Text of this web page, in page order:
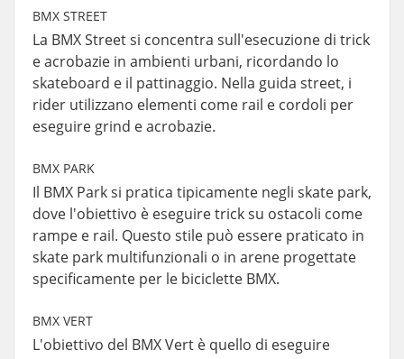
BMX STREET
La BMX Street si concentra sull'esecuzione di trick
e acrobazie in ambienti urbani, ricordando lo
skateboard e il pattinaggio. Nella guida street, i
rider utilizzano elementi come rail e cordoli per
eseguire grind e acrobazie.
BMX PARK
Il BMX Park si pratica tipicamente negli skate park,
dove l'obiettivo è eseguire trick su ostacoli come
rampe e rail. Questo stile può essere praticato in
skate park multifunzionali o in arene progettate
specificamente per le biciclette BMX.
BMX VERT
L'obiettivo del BMX Vert è quello di eseguire